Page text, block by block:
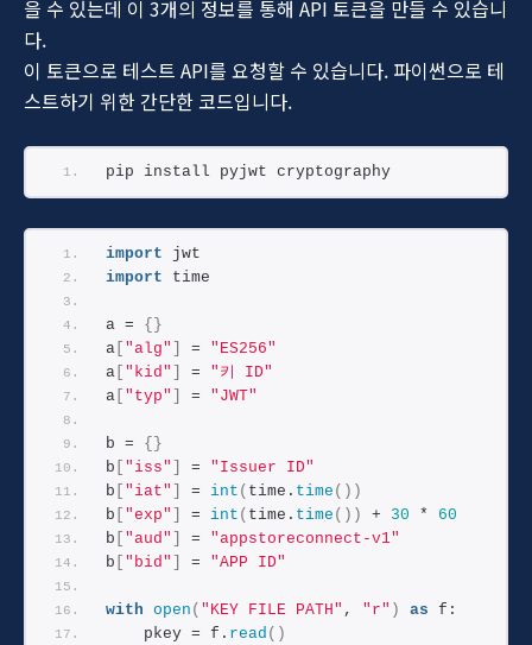
을 수 있는데 이 3개의 정보를 통해 API 토큰을 만들 수 있습니
다.
이 토큰으로 테스트 API를 요청할 수 있습니다. 파이썬으로 테
스트하기 위한 간단한 코드입니다.
pip install pyjwt cryptography
import jwt
import time
a = {}
a "alg" = "ES256"
a "kid" = "키 ID"
a "typ" = "JWT"
b = {}
b
"iss" = "Issuer ID"
b
"iat" = int ( time. time ())
b
"exp" = int ( time. time ()) + 30 * 60
b
"aud" = "appstoreconnect-v1"
b
"bid" = "APP ID"
with open ( "KEY FILE PATH" , "r" ) as f:
    pkey = f.
read ()